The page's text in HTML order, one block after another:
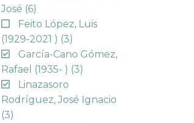
José (6)
Feito López, Luis
(1929-2021 ) (3)
García-Cano Gómez,
Rafael (1935- ) (3)
Linazasoro
Rodríguez, José Ignacio
(3)